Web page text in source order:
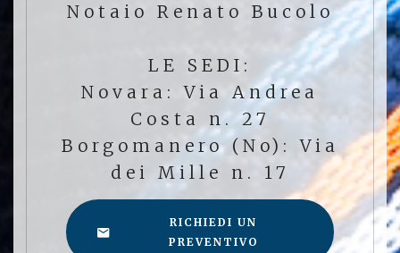
Notaio Renato Bucolo
LE SEDI:
Novara: Via Andrea
Costa n. 27
Borgomanero (No): Via
dei Mille n. 17
RICHIEDI UN
PREVENTIVO